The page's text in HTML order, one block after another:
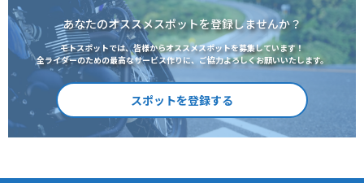
あなたのオススメスポットを登録しませんか？
モトスポットでは、皆様からオススメスポットを募集しています！
全ライダーのための最高なサービス作りに、ご協力よろしくお願いいたします。
スポットを登録する